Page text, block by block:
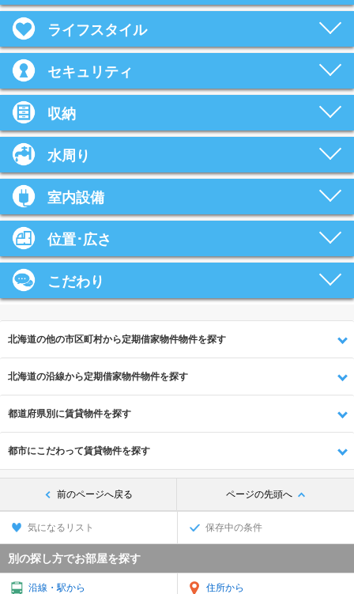
ライフスタイル
セキュリティ
収納
水周り
室内設備
位置･広さ
こだわり
北海道の他の市区町村から定期借家物件物件を探す
北海道の沿線から定期借家物件物件を探す
都道府県別に賃貸物件を探す
都市にこだわって賃貸物件を探す
前のページへ戻る ページの先頭へ
気になるリスト 保存中の条件
別の探し方でお部屋を探す
沿線・駅から 住所から